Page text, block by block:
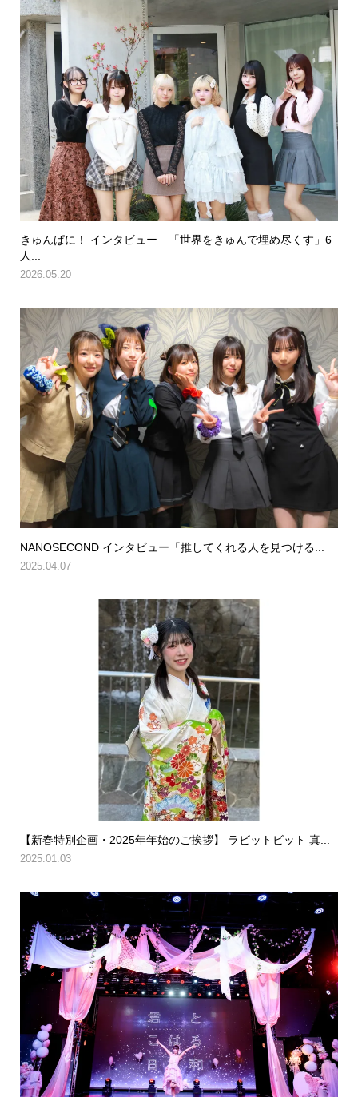
きゅんぱに！ インタビュー 「世界をきゅんで埋め尽くす」6
人...
2026.05.20
NANOSECOND インタビュー「推してくれる人を見つける...
2025.04.07
【新春特別企画・2025年年始のご挨拶】 ラビットビット 真...
2025.01.03